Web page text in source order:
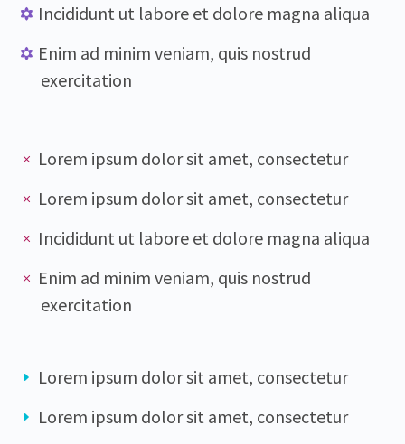
Incididunt ut labore et dolore magna aliqua
Enim ad minim veniam, quis nostrud
exercitation
Lorem ipsum dolor sit amet, consectetur
Lorem ipsum dolor sit amet, consectetur
Incididunt ut labore et dolore magna aliqua
Enim ad minim veniam, quis nostrud
exercitation
Lorem ipsum dolor sit amet, consectetur
Lorem ipsum dolor sit amet, consectetur